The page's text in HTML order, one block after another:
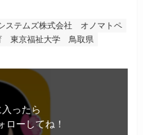
ステムズ株式会社
オノマトペ
東京福祉大学 鳥取県
ったら
ローしてね！